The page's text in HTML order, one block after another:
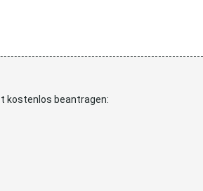
kostenlos beantragen: